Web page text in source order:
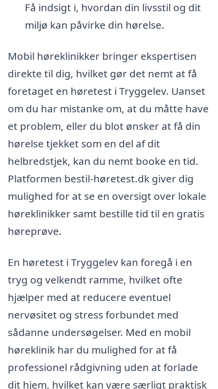
Få indsigt i, hvordan din livsstil og dit
miljø kan påvirke din hørelse.
Mobil høreklinikker bringer ekspertisen
direkte til dig, hvilket gør det nemt at få
foretaget en høretest i Tryggelev. Uanset
om du har mistanke om, at du måtte have
et problem, eller du blot ønsker at få din
hørelse tjekket som en del af dit
helbredstjek, kan du nemt booke en tid.
Platformen bestil-høretest.dk giver dig
mulighed for at se en oversigt over lokale
høreklinikker samt bestille tid til en gratis
høreprøve.
En høretest i Tryggelev kan foregå i en
tryg og velkendt ramme, hvilket ofte
hjælper med at reducere eventuel
nervøsitet og stress forbundet med
sådanne undersøgelser. Med en mobil
høreklinik har du mulighed for at få
professionel rådgivning uden at forlade
dit hjem, hvilket kan være særligt praktisk